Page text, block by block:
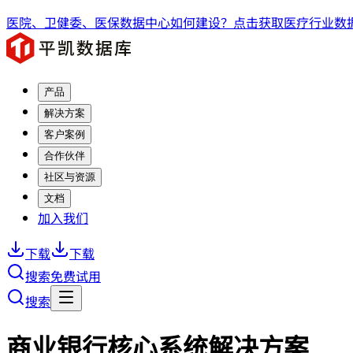
医院、卫健委、医保数据中心如何建设？点击获取医疗行业
产品
解决方案
客户案例
合作伙伴
社区与资源
文档
加入我们
下载
下载
搜索免费试用
搜索